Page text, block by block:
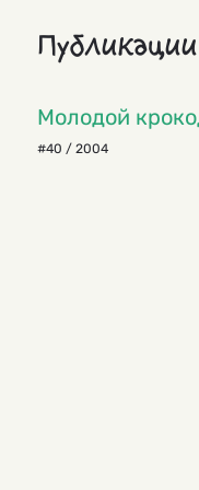
Молодой
#40 / 2004